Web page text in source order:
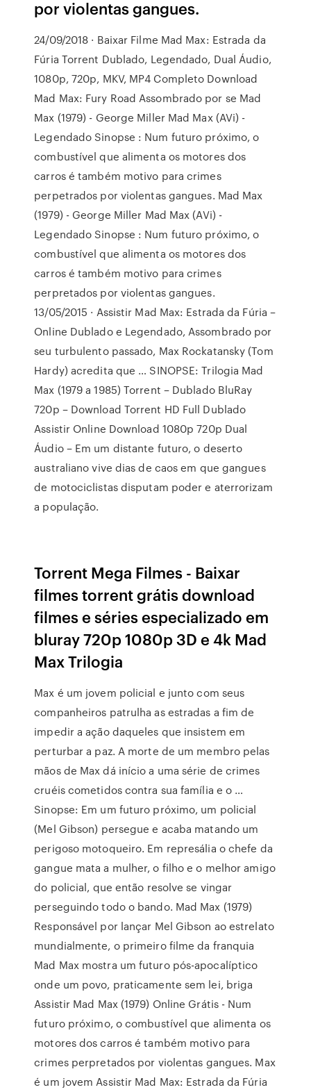
por violentas gangues.
24/09/2018 · Baixar Filme Mad Max: Estrada da
Fúria Torrent Dublado, Legendado, Dual Áudio,
1080p, 720p, MKV, MP4 Completo Download
Mad Max: Fury Road Assombrado por se Mad
Max (1979) - George Miller Mad Max (AVi) -
Legendado Sinopse : Num futuro próximo, o
combustível que alimenta os motores dos
carros é também motivo para crimes
perpetrados por violentas gangues. Mad Max
(1979) - George Miller Mad Max (AVi) -
Legendado Sinopse : Num futuro próximo, o
combustível que alimenta os motores dos
carros é também motivo para crimes
perpretados por violentas gangues.
13/05/2015 · Assistir Mad Max: Estrada da Fúria –
Online Dublado e Legendado, Assombrado por
seu turbulento passado, Max Rockatansky (Tom
Hardy) acredita que … SINOPSE: Trilogia Mad
Max (1979 a 1985) Torrent – Dublado BluRay
720p – Download Torrent HD Full Dublado
Assistir Online Download 1080p 720p Dual
Áudio – Em um distante futuro, o deserto
australiano vive dias de caos em que gangues
de motociclistas disputam poder e aterrorizam
a população.
Torrent Mega Filmes - Baixar
filmes torrent grátis download
filmes e séries especializado em
bluray 720p 1080p 3D e 4k Mad
Max Trilogia
Max é um jovem policial e junto com seus
companheiros patrulha as estradas a fim de
impedir a ação daqueles que insistem em
perturbar a paz. A morte de um membro pelas
mãos de Max dá início a uma série de crimes
cruéis cometidos contra sua família e o …
Sinopse: Em um futuro próximo, um policial
(Mel Gibson) persegue e acaba matando um
perigoso motoqueiro. Em represália o chefe da
gangue mata a mulher, o filho e o melhor amigo
do policial, que então resolve se vingar
perseguindo todo o bando. Mad Max (1979)
Responsável por lançar Mel Gibson ao estrelato
mundialmente, o primeiro filme da franquia
Mad Max mostra um futuro pós-apocalíptico
onde um povo, praticamente sem lei, briga
Assistir Mad Max (1979) Online Grátis - Num
futuro próximo, o combustível que alimenta os
motores dos carros é também motivo para
crimes perpretados por violentas gangues. Max
é um jovem Assistir Mad Max: Estrada da Fúria